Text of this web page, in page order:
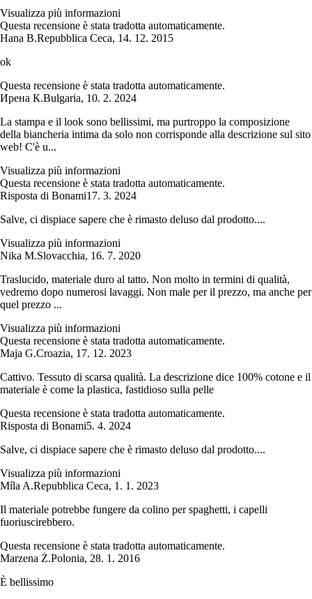
Visualizza più informazioni
Questa recensione è stata tradotta automaticamente.
Hana B.Repubblica Ceca, 14. 12. 2015
ok
Questa recensione è stata tradotta automaticamente.
Ирена К.Bulgaria, 10. 2. 2024
La stampa e il look sono bellissimi, ma purtroppo la composizione
della biancheria intima da solo non corrisponde alla descrizione sul sito
web! C'è u...
Visualizza più informazioni
Questa recensione è stata tradotta automaticamente.
Risposta di Bonami17. 3. 2024
Salve, ci dispiace sapere che è rimasto deluso dal prodotto....
Visualizza più informazioni
Nika M.Slovacchia, 16. 7. 2020
Traslucido, materiale duro al tatto. Non molto in termini di qualità,
vedremo dopo numerosi lavaggi. Non male per il prezzo, ma anche per
quel prezzo ...
Visualizza più informazioni
Questa recensione è stata tradotta automaticamente.
Maja G.Croazia, 17. 12. 2023
Cattivo. Tessuto di scarsa qualità. La descrizione dice 100% cotone e il
materiale è come la plastica, fastidioso sulla pelle
Questa recensione è stata tradotta automaticamente.
Risposta di Bonami5. 4. 2024
Salve, ci dispiace sapere che è rimasto deluso dal prodotto....
Visualizza più informazioni
Míla A.Repubblica Ceca, 1. 1. 2023
Il materiale potrebbe fungere da colino per spaghetti, i capelli
fuoriuscirebbero.
Questa recensione è stata tradotta automaticamente.
Marzena Ż.Polonia, 28. 1. 2016
È bellissimo